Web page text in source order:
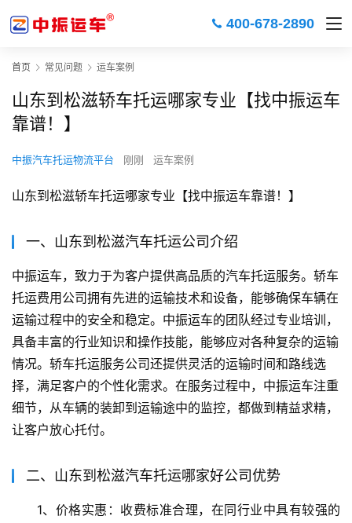
400-678-2890
首页 常见问题 运车案例
山东到松滋轿车托运哪家专业【找中振运车
靠谱！】
中振汽车托运物流平台 刚刚 运车案例
山东到松滋轿车托运哪家专业【找中振运车靠谱！】
一、山东到松滋汽车托运公司介绍
中振运车，致力于为客户提供高品质的汽车托运服务。轿车
托运费用公司拥有先进的运输技术和设备，能够确保车辆在
运输过程中的安全和稳定。中振运车的团队经过专业培训，
具备丰富的行业知识和操作技能，能够应对各种复杂的运输
情况。轿车托运服务公司还提供灵活的运输时间和路线选
择，满足客户的个性化需求。在服务过程中，中振运车注重
细节，从车辆的装卸到运输途中的监控，都做到精益求精，
让客户放心托付。
二、山东到松滋汽车托运哪家好公司优势
1、价格实惠：收费标准合理，在同行业中具有较强的